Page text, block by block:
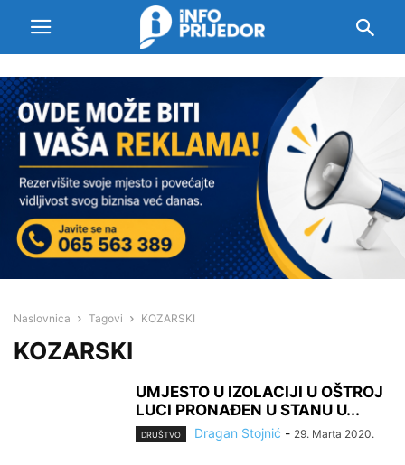
Naslovnica Tagovi KOZARSKI
KOZARSKI
UMJESTO U IZOLACIJI U OŠTROJ
LUCI PRONAĐEN U STANU U...
DRUŠTVO Dragan Stojnić - 29. Marta 2020.